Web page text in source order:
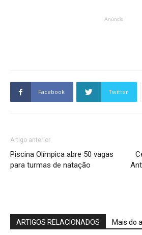
Anúncio
Facebook Twitter
Artigo anterior
Piscina Olímpica abre 50 vagas
para turmas de natação
ARTIGOS RELACIONADOS Mais do